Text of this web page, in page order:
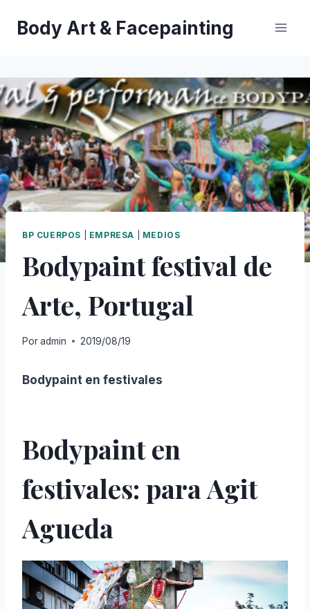
Body Art & Facepainting
BP CUERPOS EMPRESA MEDIOS
Bodypaint festival de
Arte, Portugal
Poradmin 2019/08/19
Bodypaint en festivales
Bodypaint en
festivales: para Agit
Agueda